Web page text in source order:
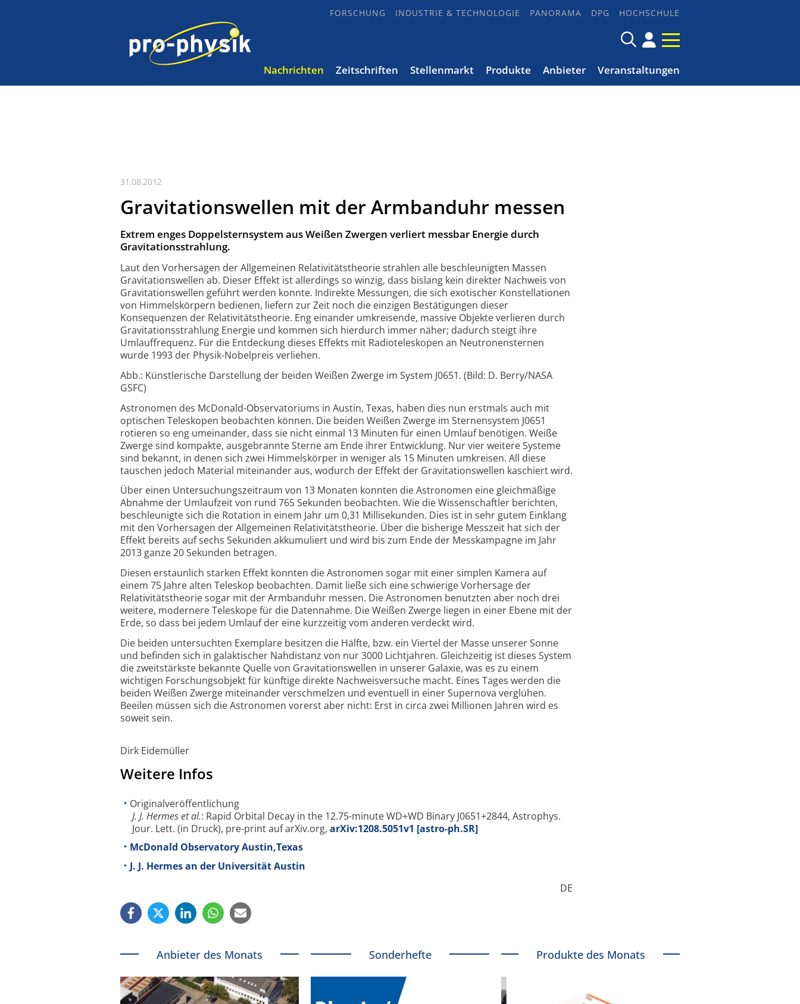
FORSCHUNG INDUSTRIE & TECHNOLOGIE PANORAMA DPG HOCHSCHULE
Nachrichten Zeitschriften Stellenmarkt Produkte Anbieter Veranstaltungen
31.08.2012
Gravitationswellen mit der Armbanduhr messen
Extrem enges Doppelsternsystem aus Weißen Zwergen verliert messbar Energie durch
Gravitationsstrahlung.
Laut den Vorhersagen der Allgemeinen Relativitätstheorie strahlen alle beschleunigten Massen
Gravitationswellen ab. Dieser Effekt ist allerdings so winzig, dass bislang kein direkter Nachweis von
Gravitationswellen geführt werden konnte. Indirekte Messungen, die sich exotischer Konstellationen
von Himmelskörpern bedienen, liefern zur Zeit noch die einzigen Bestätigungen dieser
Konsequenzen der Relativitätstheorie. Eng einander umkreisende, massive Objekte verlieren durch
Gravitationsstrahlung Energie und kommen sich hierdurch immer näher; dadurch steigt ihre
Umlauffrequenz. Für die Entdeckung dieses Effekts mit Radioteleskopen an Neutronensternen
wurde 1993 der Physik-Nobelpreis verliehen.
Abb.: Künstlerische Darstellung der beiden Weißen Zwerge im System J0651. (Bild: D. Berry/NASA
GSFC)
Astronomen des McDonald-Observatoriums in Austin, Texas, haben dies nun erstmals auch mit
optischen Teleskopen beobachten können. Die beiden Weißen Zwerge im Sternensystem J0651
rotieren so eng umeinander, dass sie nicht einmal 13 Minuten für einen Umlauf benötigen. Weiße
Zwerge sind kompakte, ausgebrannte Sterne am Ende ihrer Entwicklung. Nur vier weitere Systeme
sind bekannt, in denen sich zwei Himmelskörper in weniger als 15 Minuten umkreisen. All diese
tauschen jedoch Material miteinander aus, wodurch der Effekt der Gravitationswellen kaschiert wird.
Über einen Untersuchungszeitraum von 13 Monaten konnten die Astronomen eine gleichmäßige
Abnahme der Umlaufzeit von rund 765 Sekunden beobachten. Wie die Wissenschaftler berichten,
beschleunigte sich die Rotation in einem Jahr um 0,31 Millisekunden. Dies ist in sehr gutem Einklang
mit den Vorhersagen der Allgemeinen Relativitätstheorie. Über die bisherige Messzeit hat sich der
Effekt bereits auf sechs Sekunden akkumuliert und wird bis zum Ende der Messkampagne im Jahr
2013 ganze 20 Sekunden betragen.
Diesen erstaunlich starken Effekt konnten die Astronomen sogar mit einer simplen Kamera auf
einem 75 Jahre alten Teleskop beobachten. Damit ließe sich eine schwierige Vorhersage der
Relativitätstheorie sogar mit der Armbanduhr messen. Die Astronomen benutzten aber noch drei
weitere, modernere Teleskope für die Datennahme. Die Weißen Zwerge liegen in einer Ebene mit der
Erde, so dass bei jedem Umlauf der eine kurzzeitig vom anderen verdeckt wird.
Die beiden untersuchten Exemplare besitzen die Hälfte, bzw. ein Viertel der Masse unserer Sonne
und befinden sich in galaktischer Nahdistanz von nur 3000 Lichtjahren. Gleichzeitig ist dieses System
die zweitstärkste bekannte Quelle von Gravitationswellen in unserer Galaxie, was es zu einem
wichtigen Forschungsobjekt für künftige direkte Nachweisversuche macht. Eines Tages werden die
beiden Weißen Zwerge miteinander verschmelzen und eventuell in einer Supernova verglühen.
Beeilen müssen sich die Astronomen vorerst aber nicht: Erst in circa zwei Millionen Jahren wird es
soweit sein.
Dirk Eidemüller
Weitere Infos
Originalveröffentlichung
J. J. Hermes et al.: Rapid Orbital Decay in the 12.75-minute WD+WD Binary J0651+2844, Astrophys.
Jour. Lett. (in Druck), pre-print auf arXiv.org, arXiv:1208.5051v1 [astro-ph.SR]
McDonald Observatory Austin,Texas
J. J. Hermes an der Universität Austin
DE
Anbieter des Monats Sonderhefte Produkte des Monats